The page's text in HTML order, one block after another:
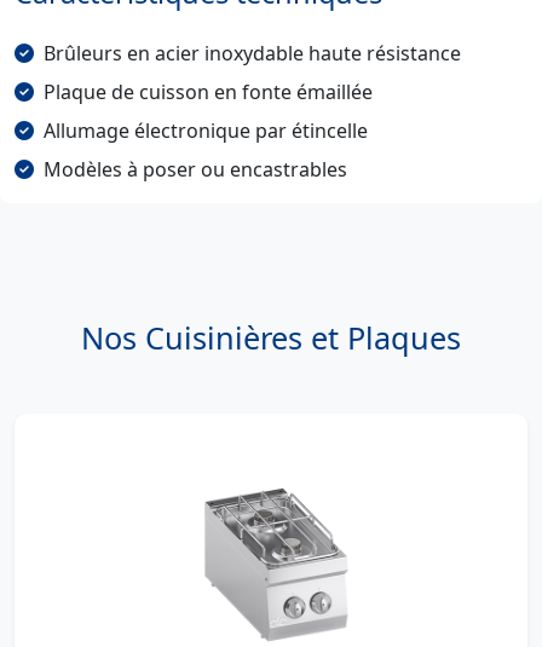
Brûleurs en acier inoxydable haute résistance
Plaque de cuisson en fonte émaillée
Allumage électronique par étincelle
Modèles à poser ou encastrables
Nos Cuisinières et Plaques